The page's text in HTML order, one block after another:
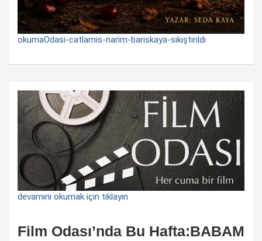
okumaOdasi-catlamis-narim-bariskaya-sıkıştırıldı
devamını okumak için tıklayın
Film Odası’nda Bu Hafta:BABAM